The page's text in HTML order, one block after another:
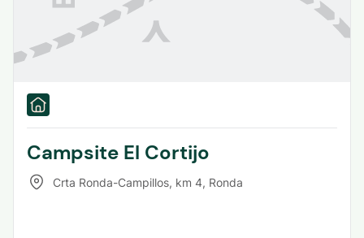
Campsite El Cortijo
Crta Ronda-Campillos, km 4, Ronda